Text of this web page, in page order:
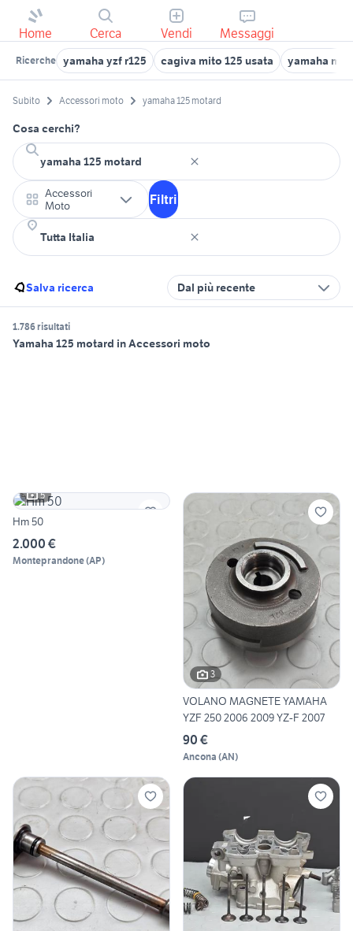
Home Cerca Vendi Messaggi
Ricerche yamaha yzf r125 cagiva mito 125 usata yamaha mt
Subito Accessori moto yamaha 125 motard
Cosa cerchi?
Accessori
Moto
Filtri
Salva ricerca Dal più recente
1.786 risultati
Yamaha 125 motard in Accessori moto
5
Hm 50
2.000 €
Monteprandone(AP)
3
VOLANO MAGNETE YAMAHA
YZF 250 2006 2009 YZ-F 2007
90 €
Ancona (AN)